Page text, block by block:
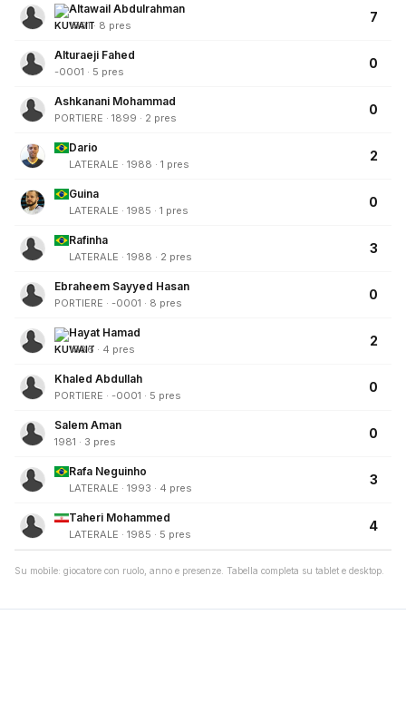
Altawail Abdulrahman
1991 · 8 pres
7
Alturaeji Fahed
-0001 · 5 pres
0
Ashkanani Mohammad
PORTIERE · 1899 · 2 pres
0
Dario
LATERALE · 1988 · 1 pres
2
Guina
LATERALE · 1985 · 1 pres
0
Rafinha
LATERALE · 1988 · 2 pres
3
Ebraheem Sayyed Hasan
PORTIERE · -0001 · 8 pres
0
Hayat Hamad
1986 · 4 pres
2
Khaled Abdullah
PORTIERE · -0001 · 5 pres
0
Salem Aman
1981 · 3 pres
0
Rafa Neguinho
LATERALE · 1993 · 4 pres
3
Taheri Mohammed
LATERALE · 1985 · 5 pres
4
Su mobile: giocatore con ruolo, anno e presenze. Tabella completa su tablet e desktop.